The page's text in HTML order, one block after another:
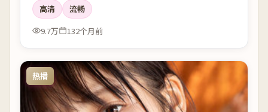
高清
流畅
9.7万
132个月前
热播